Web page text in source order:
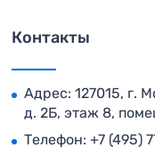
Контакты
Адрес: 127015, г.
д. 2Б, этаж 8,
Телефон: +7 (495)